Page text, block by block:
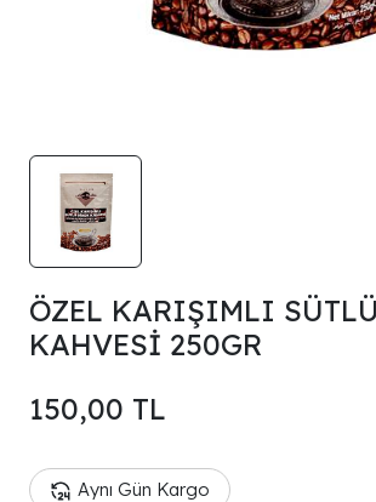
ÖZEL KARIŞIMLI
KAHVESİ 250GR
150,00 TL
Aynı Gün Kargo